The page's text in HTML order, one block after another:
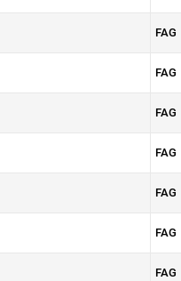
FAG
FAG
FAG
FAG
FAG
FAG
FAG